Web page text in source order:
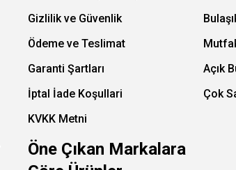
Gizlilik ve Güvenlik
Ödeme ve Teslimat
Garanti Şartları
İptal İade Koşullari
KVKK Metni
Açık
Çok
Öne Çıkan Markalara